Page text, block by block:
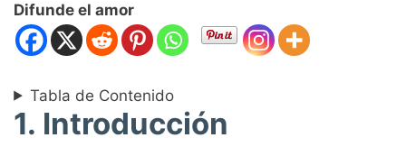
Difunde el amor
Tabla de Contenido
1. Introducción